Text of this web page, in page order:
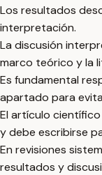
Los resultados
interpretación.
La discusión
marco teórico y la
Es fundamental
apartado para
El artículo
y debe escribirse
En revisiones
resultados y